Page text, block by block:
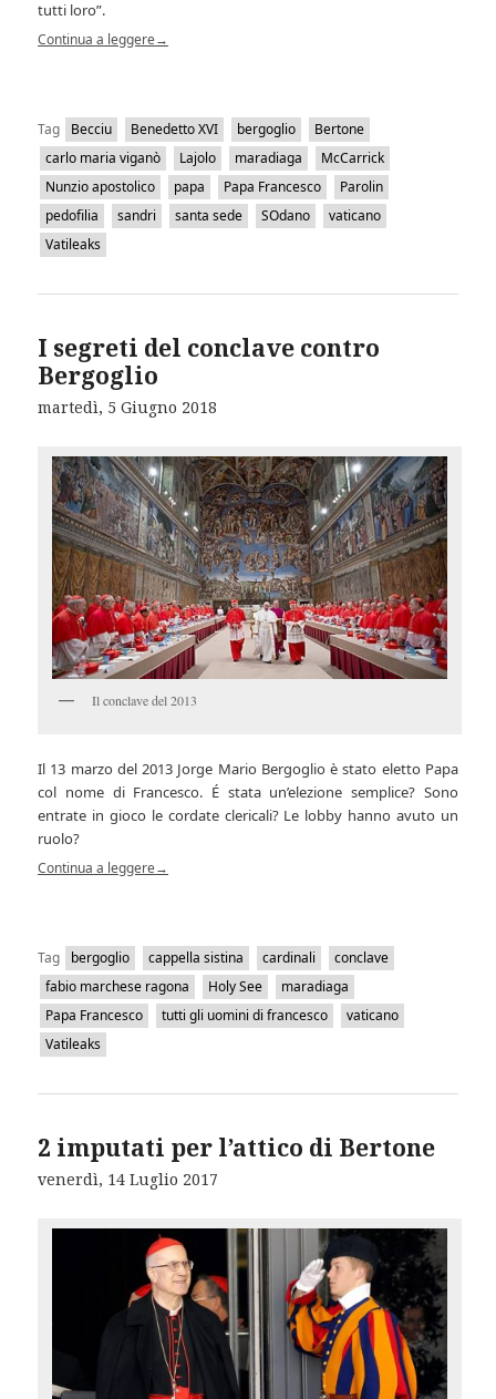
tutti loro”.
Continua a leggere→
Tag Becciu Benedetto XVI bergoglio
Bertone
carlo maria viganò
Lajolo maradiaga
McCarrick
Nunzio apostolico
papa Papa Francesco
Parolin
pedofilia
sandri santa sede SOdano
vaticano
Vatileaks
I segreti del conclave contro
Bergoglio
martedì, 5 Giugno 2018
Il conclave del 2013
Il 13 marzo del 2013 Jorge Mario Bergoglio è stato eletto Papa
col nome di Francesco. É stata un’elezione semplice? Sono
entrate in gioco le cordate clericali? Le lobby hanno avuto un
ruolo?
Continua a leggere→
Tag bergoglio cappella sistina cardinali
conclave
fabio marchese ragona
Holy See
maradiaga
Papa Francesco
tutti gli uomini di francesco
vaticano
Vatileaks
2 imputati per l’attico di Bertone
venerdì, 14 Luglio 2017